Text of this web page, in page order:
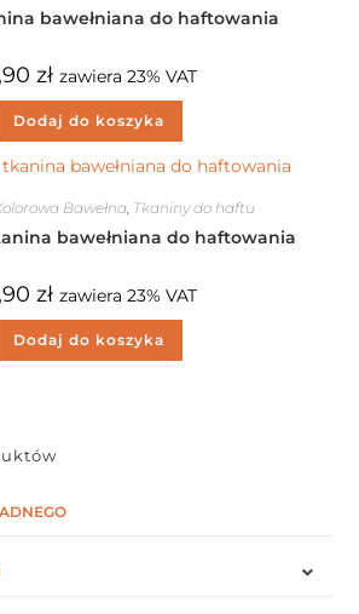
bawełniana do haftowania
zł zawiera 23% VAT
Dodaj do koszyka
Bawełna, Tkaniny do haftu
bawełniana do haftowania
zł zawiera 23% VAT
Dodaj do koszyka